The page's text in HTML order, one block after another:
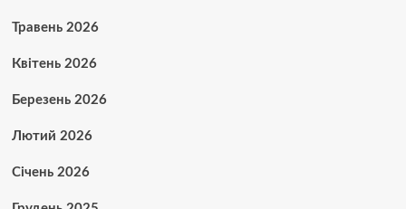
Травень 2026
Квітень 2026
Березень 2026
Лютий 2026
Січень 2026